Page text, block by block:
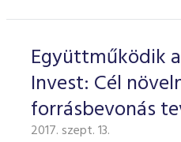
Együttműködik
Invest: Cél
forrásbevonás
2017. szept. 13.